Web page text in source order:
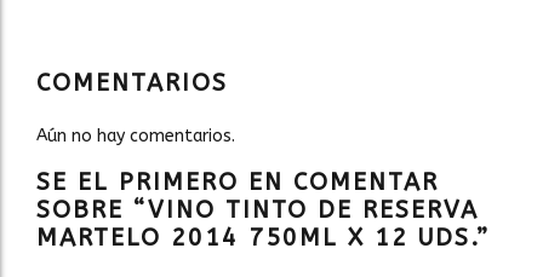
COMENTARIOS
Aún no hay comentarios.
SE EL PRIMERO EN COMENTAR
SOBRE “VINO TINTO DE RESERVA
MARTELO 2014 750ML X 12 UDS.”